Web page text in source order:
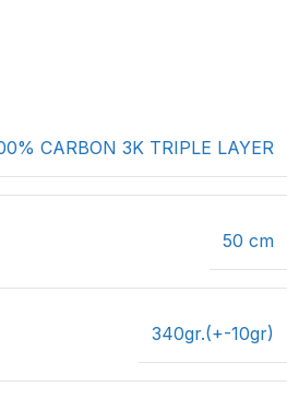
CARBON 3K TRIPLE LAYER
50 cm
340gr.(+-10gr)